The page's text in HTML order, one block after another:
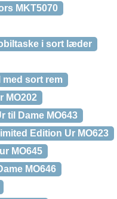
MKT5070
i sort læder
med sort rem
MO202
til Dame MO643
Edition Ur MO623
MO645
MO646